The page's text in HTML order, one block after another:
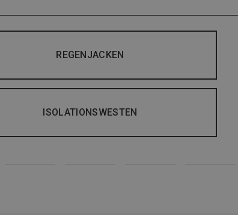
REGENJACKEN
ISOLATIONSWESTEN